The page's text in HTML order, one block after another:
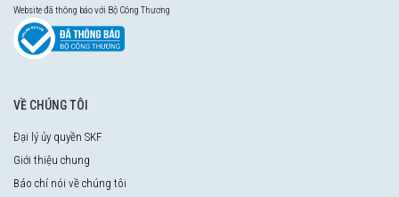
Website đã thông báo với Bộ Công Thương
VỀ CHÚNG TÔI
Đại lý ủy quyền SKF
Giới thiệu chung
Báo chí nói về chúng tôi